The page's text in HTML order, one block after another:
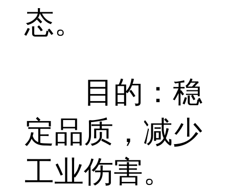
态。
目的：稳
定品质，减少
工业伤害。